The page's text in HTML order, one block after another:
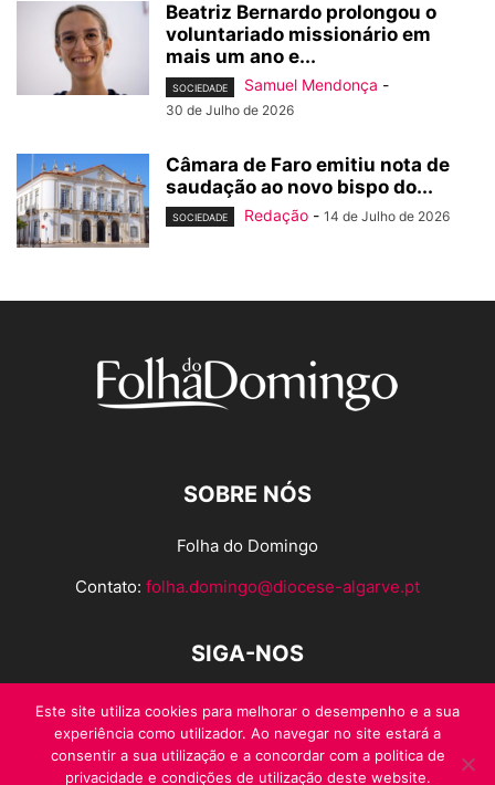
Beatriz Bernardo prolongou o
voluntariado missionário em
mais um ano e...
SOCIEDADE Samuel Mendonça -
30 de Julho de 2026
Câmara de Faro emitiu nota de
saudação ao novo bispo do...
SOCIEDADE Redação - 14 de Julho de 2026
SOBRE NÓS
Folha do Domingo
Contato: folha.domingo@diocese-algarve.pt
SIGA-NOS
Este site utiliza cookies para melhorar o desempenho e a sua
experiência como utilizador. Ao navegar no site estará a
consentir a sua utilização e a concordar com a politica de
privacidade e condições de utilização deste website.